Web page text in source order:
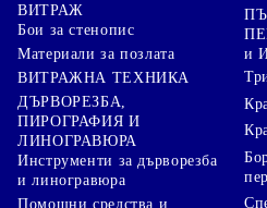
ВИТРАЖ
Бои за стенопис
Материали за позлата
ВИТРАЖНА ТЕХНИКА
ДЪРВОРЕЗБА,
ПИРОГРАФИЯ И
ЛИНОГРАВЮРА
Инструменти за дърворезба
и линогравюра
Помощни средства и
и